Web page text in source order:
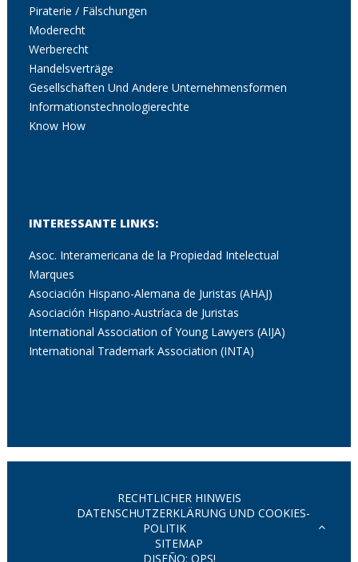
Piraterie / Fälschungen
Moderecht
Werberecht
Handelsverträge
Gesellschaften Und Andere Unternehmensformen
Informationstechnologierechte
Know How
INTERESSANTE LINKS:
Asoc. Interamericana de la Propiedad Intelectual
Marques
Asociación Hispano-Alemana de Juristas (AHAJ)
Asociación Hispano-Austríaca de Juristas
International Association of Young Lawyers (AIJA)
International Trademark Association (INTA)
RECHTLICHER HINWEIS
DATENSCHUTZERKLÄRUNG UND COOKIES-
POLITIK
SITEMAP
DISEÑO: OPS!